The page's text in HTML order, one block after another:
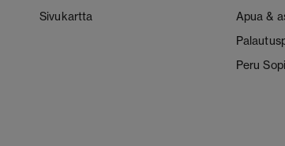
Sivukartta
Apua &
Peru